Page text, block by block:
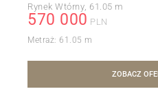
Rynek Wtórny 61.05 m
570 000 PLN
Metraż: 61.05 m
ZOBACZ